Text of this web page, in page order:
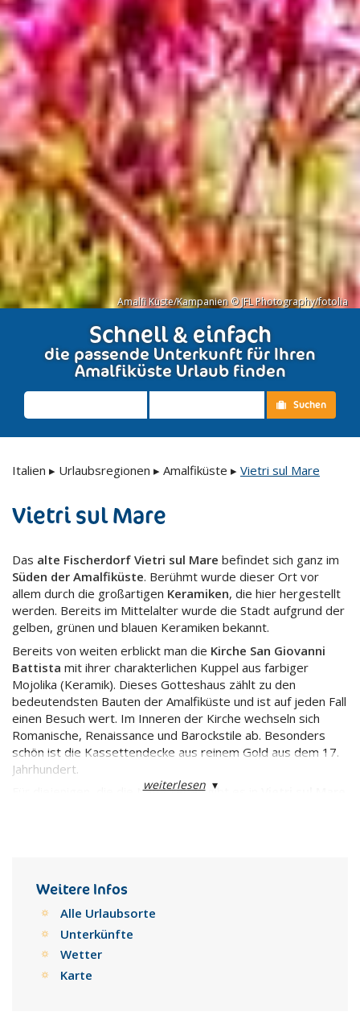
Amalfi Küste/Kampanien © JFL Photography/fotolia
Schnell & einfach
die passende Unterkunft für Ihren
Amalfiküste Urlaub finden
Suchen
Italien ▸ Urlaubsregionen ▸ Amalfiküste ▸ Vietri sul Mare
Vietri sul Mare
Das alte Fischerdorf Vietri sul Mare befindet sich ganz im
Süden der Amalfiküste. Berühmt wurde dieser Ort vor
allem durch die großartigen Keramiken, die hier hergestellt
werden. Bereits im Mittelalter wurde die Stadt aufgrund der
gelben, grünen und blauen Keramiken bekannt.
Bereits von weiten erblickt man die Kirche San Giovanni
Battista mit ihrer charakterlichen Kuppel aus farbiger
Mojolika (Keramik). Dieses Gotteshaus zählt zu den
bedeutendsten Bauten der Amalfiküste und ist auf jeden Fall
einen Besuch wert. Im Inneren der Kirche wechseln sich
Romanische, Renaissance und Barockstile ab. Besonders
schön ist die Kassettendecke aus reinem Gold aus dem 17.
Jahrhundert.
Für diejenigen, die die Natur lieben gibt es in
weiterlesen▾
Weitere Infos
Alle Urlaubsorte
Unterkünfte
Wetter
Karte